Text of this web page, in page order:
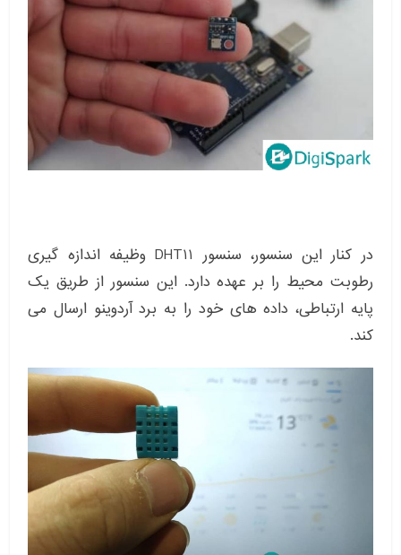
در کنار این سنسور، سنسور DHT11 وظیفه اندازه گیری
رطوبت محیط را بر عهده دارد. این سنسور از طریق یک
پایه ارتباطی، داده های خود را به برد آردوینو ارسال می
کند.